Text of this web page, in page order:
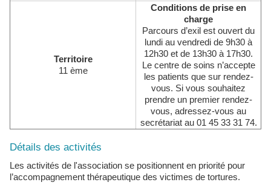
Territoire
11 ème
Conditions de prise en
charge
Parcours d’exil est ouvert du
lundi au vendredi de 9h30 à
12h30 et de 13h30 à 17h30.
Le centre de soins n’accepte
les patients que sur rendez-
vous. Si vous souhaitez
prendre un premier rendez-
vous, adressez-vous au
secrétariat au 01 45 33 31 74.
Détails des activités
Les activités de l'association se positionnent en priorité pour
l’accompagnement thérapeutique des victimes de tortures.